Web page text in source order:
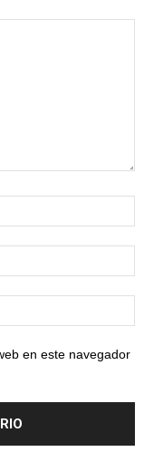
en este navegador